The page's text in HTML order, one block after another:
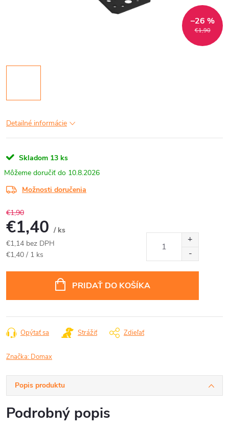
€1,90
–26 %
Detailné informácie
Skladom 13 ks
10.8.2026
Možnosti doručenia
€1,90
€1,40 / ks
€1,14 bez DPH
Jednotková
€1,40 / 1 ks
PRIDAŤ DO KOŠÍKA
Opýtať sa Strážiť Zdieľať
Značka: Domax
Popis produktu
Podrobný popis